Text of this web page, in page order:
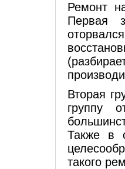
Ремонт
Первая
Вторая
группу
Также в
такого